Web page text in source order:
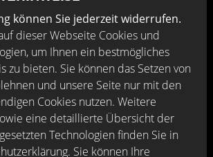
oder anderen Allergenen, was vor
mit Allergien ein deutlich besseres
Sanierung mit dezentraler
planen, können Sie Fördermittel
Sie uns gerne an, wir beraten Sie
Fördermöglichkeiten.
können Sie jederzeit widerrufen.
dieser Webseite Cookies und
um Ihnen ein bestmögliches
zu bieten. Sie können das Setzen von
und unsere Seite nur mit den
Cookies nutzen. Weitere
eine detaillierte Übersicht der
Technologien finden Sie in
Sie können Ihre